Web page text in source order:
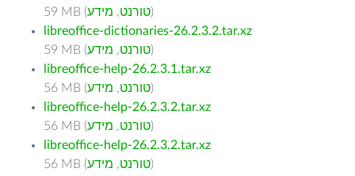
59 MB (
טורנט, מידע
)
libreoffice-dictionaries-26.2.3.2.tar.xz
59 MB (
טורנט, מידע
)
libreoffice-help-26.2.3.1.tar.xz
56 MB (
טורנט, מידע
)
libreoffice-help-26.2.3.2.tar.xz
56 MB (
טורנט, מידע
)
libreoffice-help-26.2.3.2.tar.xz
56 MB (
טורנט, מידע
)